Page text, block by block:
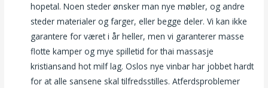
hopetal. Noen steder ønsker man nye møbler, og andre
steder materialer og farger, eller begge deler. Vi kan ikke
garantere for været i år heller, men vi garanterer masse
flotte kamper og mye spilletid for thai massasje
kristiansand hot milf lag. Oslos nye vinbar har jobbet hardt
for at alle sansene skal tilfredsstilles. Atferdsproblemer